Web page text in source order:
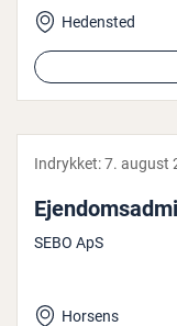
Hedensted
Indrykket:7. august
SEBO ApS
Horsens